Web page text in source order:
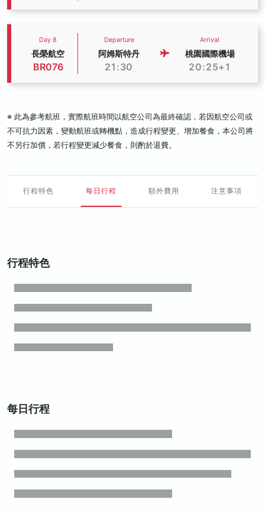
Day 8
長榮航空
BR076
Departure
阿姆斯特丹
21:30
Arrival
桃園國際機場
20:25+1
※ 此為參考航班，實際航班時間以航空公司為最終確認，若因航空公司或
不可抗力因素，變動航班或轉機點，造成行程變更、增加餐食，本公司將
不另行加價，若行程變更減少餐食，則酌於退費。
行程特色 每日行程 額外費用 注意事項
行程特色
每日行程